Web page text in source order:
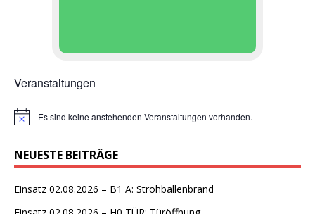
Veranstaltungen
H
w
e
s
Es sind keine anstehenden Veranstaltungen vorhanden.
NEUESTE BEITRÄGE
Einsatz 02.08.2026 – B1 A: Strohballenbrand